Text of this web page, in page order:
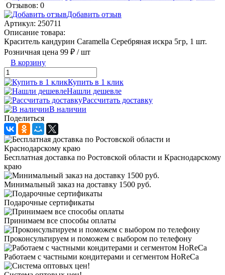
Отзывов: 0
Добавить отзыв
Артикул: 250711
Описание товара:
Краситель кандурин Caramella Серебряная искра 5гр, 1 шт.
Розничная цена 99 ₽ / шт
В корзину
Купить в 1 клик
Нашли дешевле
Рассчитать доставку
В наличии
Поделиться
Бесплатная доставка по Ростовской области и Краснодарскому
краю
Минимальный заказ на доставку 1500 руб.
Подарочные сертификаты
Принимаем все способы оплаты
Проконсультируем и поможем с выбором по телефону
Работаем с частными кондитерами и сегментом HoReCa